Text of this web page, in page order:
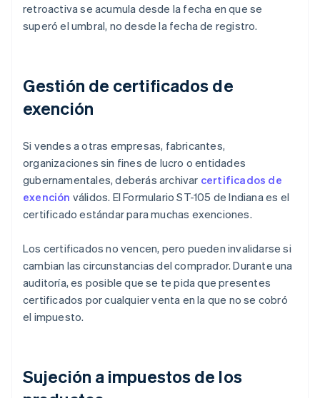
retroactiva se acumula desde la fecha en que se
superó el umbral, no desde la fecha de registro.
Gestión de certificados de
exención
Si vendes a otras empresas, fabricantes,
organizaciones sin fines de lucro o entidades
gubernamentales, deberás archivar certificados de
exención válidos. El Formulario ST-105 de Indiana es el
certificado estándar para muchas exenciones.
Los certificados no vencen, pero pueden invalidarse si
cambian las circunstancias del comprador. Durante una
auditoría, es posible que se te pida que presentes
certificados por cualquier venta en la que no se cobró
el impuesto.
Sujeción a impuestos de los